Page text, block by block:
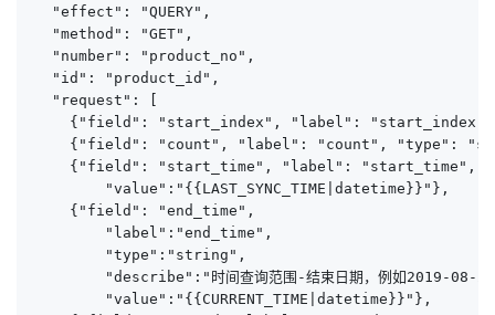
  "effect": "QUERY",
  "method": "GET",
  "number": "product_no",
  "id": "product_id",
  "request": [
{"field": "start_index", "label":
{"field": "count", "label": "count", "type":
{"field": "start_time", "label": "start_time",
        "value":"{{LAST_SYNC_TIME|datetime}}"},
    {"field": "end_time",
        "label":"end_time",
        "type":"string",
"describe":"时间查询范围-结束日期，例如2019-08-
        "value":"{{CURRENT_TIME|datetime}}"},